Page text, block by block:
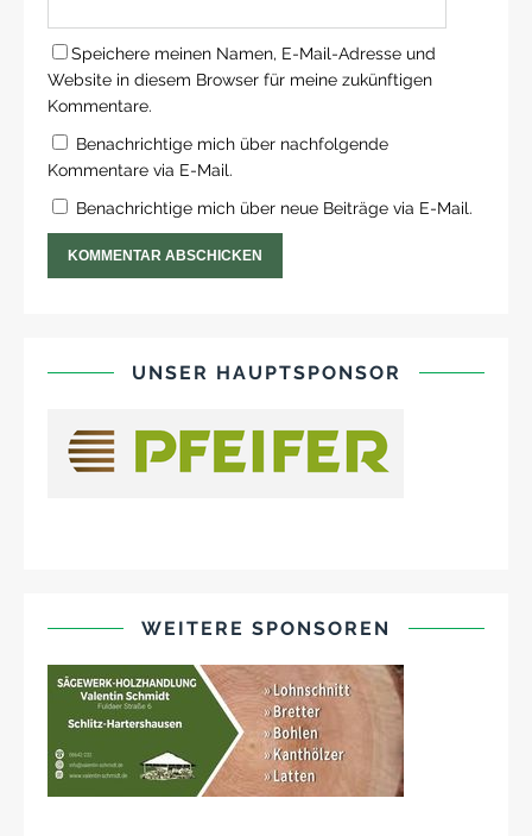
Speichere meinen Namen, E-Mail-Adresse und
Website in diesem Browser für meine zukünftigen
Kommentare.
Benachrichtige mich über nachfolgende
Kommentare via E-Mail.
Benachrichtige mich über neue Beiträge via E-Mail.
UNSER HAUPTSPONSOR
WEITERE SPONSOREN